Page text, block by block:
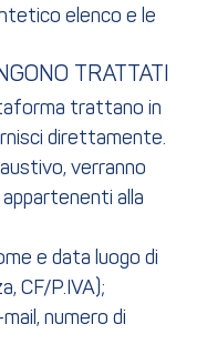
elenco e le
TRATTATI
trattano in
direttamente.
verranno
alla
e data luogo di
CF/P.IVA);
numero di